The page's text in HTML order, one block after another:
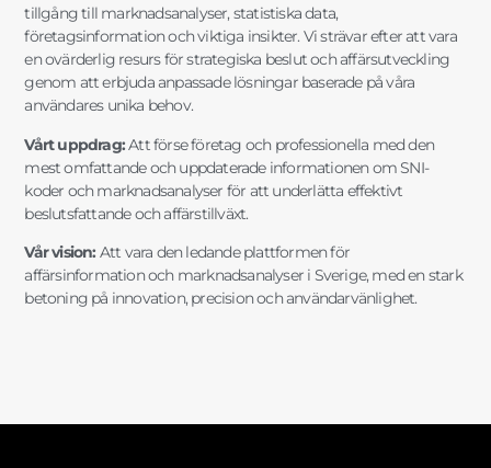
tillgång till marknadsanalyser, statistiska data,
företagsinformation och viktiga insikter. Vi strävar efter att vara
en ovärderlig resurs för strategiska beslut och affärsutveckling
genom att erbjuda anpassade lösningar baserade på våra
användares unika behov.
Vårt uppdrag:Att förse företag och professionella med den
mest omfattande och uppdaterade informationen om SNI-
koder och marknadsanalyser för att underlätta effektivt
beslutsfattande och affärstillväxt.
Vår vision: Att vara den ledande plattformen för
affärsinformation och marknadsanalyser i Sverige, med en stark
betoning på innovation, precision och användarvänlighet.